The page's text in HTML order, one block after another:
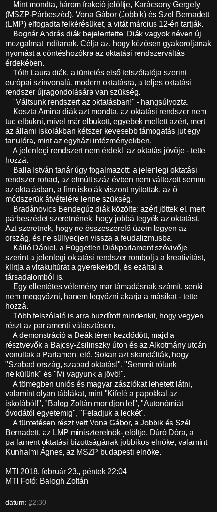
Mint mondta, három frakció jelöltje, Karácsony Gergely
(MSZP-Párbeszéd), Vona Gábor (Jobbik) és Szél Bernadett
(LMP) elfogadta felkérésüket, a vitát március 12-én tartják.
Bognár András diák bejelentette: Diák vagyok néven új
mozgalmat indítanak. Célja az, hogy közösen gyakoroljanak
nyomást a döntéshozókra az oktatási rendszerváltás
érdekében.
Tóth Laura diák, a tüntetés első felszólalója szerint
európai színvonalú, modern oktatásra, a teljes oktatási
rendszer újragondolására van szükség.
"Váltsunk rendszert az oktatásban!" - hangsúlyozta.
Koszta Amina diák azt mondta, az oktatási rendszer nem
tud elbukni, mivel már elbukott, egyebek mellett azért, mert
az állami iskolákban kétszer kevesebb támogatás jut egy
tanulóra, mint az egyházi intézményekben.
A jelenlegi rendszert nem érdekli az oktatás jövője - tette
hozzá.
Balla István tanár úgy fogalmazott: a jelenlegi oktatási
rendszer rohad, az elmúlt száz évben nem változott semmi
az oktatásban, a finn iskolák viszont nyitottak, az ő
módszerük átvételére lenne szükség.
Bradánovics Bendegúz diák közölte: azért jöttek el, mert
párbeszédet szeretnének, hogy jobbá tegyék az oktatást.
Azt szeretnék, hogy ne összeszerelő üzem legyen az
ország, és ne süllyedjen vissza a feudalizmusba.
Kálló Dániel, a Független Diákparlament szóvivője
szerint a jelenlegi oktatási rendszer rombolja a kreativitást,
kiirtja a vitakultúrát a gyerekekből, és ezáltal a
társadalomból is.
Egy ellentétes vélemény már támadásnak számít, senki
nem meggyőzni, hanem legyőzni akarja a másikat - tette
hozzá.
Több felszólaló is arra buzdított mindenkit, hogy vegyen
részt az parlamenti választáson.
A demonstráció a Deák téren kezdődött, majd a
résztvevők a Bajcsy-Zsilinszky úton és az Alkotmány utcán
vonultak a Parlament elé. Sokan azt skandálták, hogy
"Szabad ország, szabad oktatás!", "Semmit rólunk
nélkülünk" és "Mi vagyunk a jövő!".
A tömegben uniós és magyar zászlókat lehetett látni,
valamint olyan táblákat, mint "Kifelé a papokkal az
iskolából!", "Balog Zoltán mondjon le!", "Autonómiát
óvodától egyetemig", "Feladjuk a leckét".
A tüntetésen részt vett Vona Gábor, a Jobbik és Szél
Bernadett, az LMP miniszterelnök-jelöltje, Dúró Dóra, a
parlament oktatási bizottságának jobbikos elnöke, valamint
Kunhalmi Ágnes, az MSZP budapesti elnöke.
MTI 2018. február 23., péntek 22:04
MTI Fotó: Balogh Zoltán
dátum: 22:30